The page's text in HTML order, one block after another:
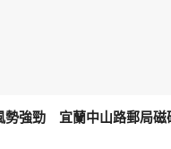
勢強勁 宜蘭中山路郵局磁